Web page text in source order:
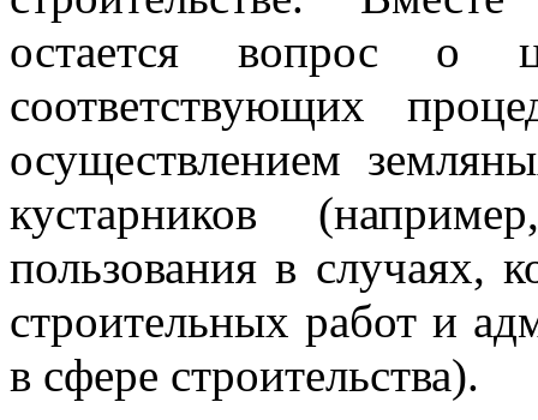
остается вопрос о
соответствующих
осуществлением
кустарников
пользования в случаях,
строительных работ и
в сфере строительства).